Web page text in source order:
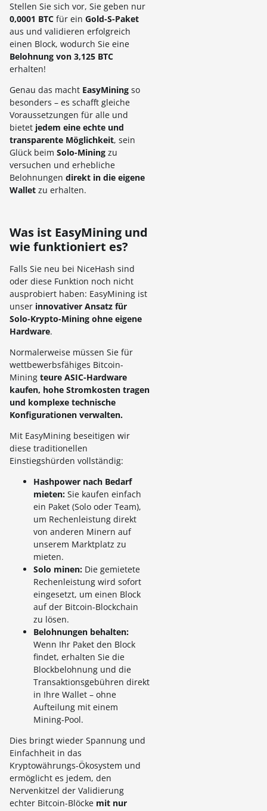
Stellen Sie sich vor, Sie geben nur
0,0001 BTC für ein Gold-S-Paket
aus und validieren erfolgreich
einen Block, wodurch Sie eine
Belohnung von 3,125 BTC
erhalten!
Genau das macht EasyMining so
besonders – es schafft gleiche
Voraussetzungen für alle und
bietet jedem eine echte und
transparente Möglichkeit, sein
Glück beim Solo-Mining zu
versuchen und erhebliche
Belohnungen direkt in die eigene
Wallet zu erhalten.
Was ist EasyMining und
wie funktioniert es?
Falls Sie neu bei NiceHash sind
oder diese Funktion noch nicht
ausprobiert haben: EasyMining ist
unser innovativer Ansatz für
Solo-Krypto-Mining ohne eigene
Hardware.
Normalerweise müssen Sie für
wettbewerbsfähiges Bitcoin-
Mining teure ASIC-Hardware
kaufen, hohe Stromkosten tragen
und komplexe technische
Konfigurationen verwalten.
Mit EasyMining beseitigen wir
diese traditionellen
Einstiegshürden vollständig:
Hashpower nach Bedarf
mieten: Sie kaufen einfach
ein Paket (Solo oder Team),
um Rechenleistung direkt
von anderen Minern auf
unserem Marktplatz zu
mieten.
Solo minen: Die gemietete
Rechenleistung wird sofort
eingesetzt, um einen Block
auf der Bitcoin-Blockchain
zu lösen.
Belohnungen behalten:
Wenn Ihr Paket den Block
findet, erhalten Sie die
Blockbelohnung und die
Transaktionsgebühren direkt
in Ihre Wallet – ohne
Aufteilung mit einem
Mining-Pool.
Dies bringt wieder Spannung und
Einfachheit in das
Kryptowährungs-Ökosystem und
ermöglicht es jedem, den
Nervenkitzel der Validierung
echter Bitcoin-Blöcke mit nur